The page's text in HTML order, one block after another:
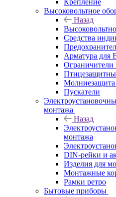
Крепление
Высоковольтное
Назад
Средства
Арматура для
Молниезащита
Пускатели
монтажа
Назад
монтажа
DIN-рейки и
Изделия для
Монтажные
Рамки ретро
Бытовые приборы